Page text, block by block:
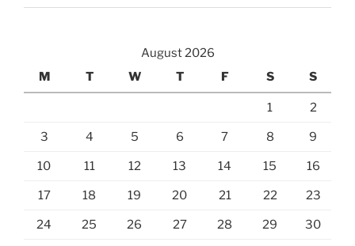
August 2026
M
T W T F S S
1 2
3 4 5 6 7 8 9
10 11 12 13 14 15 16
17 18 19 20 21 22 23
24 25 26 27 28 29 30